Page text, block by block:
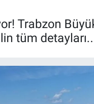
Trabzon
tüm